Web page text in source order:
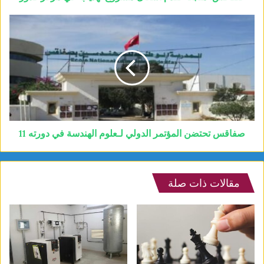
صفاقس تحتضن المؤتمر الدولي لـعلوم الهندسة في دورته 11
مقالات ذات صلة